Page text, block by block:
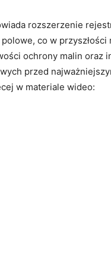
rozszerzenie
co w przyszłości
ochrony malin oraz
przed
w materiale wideo: